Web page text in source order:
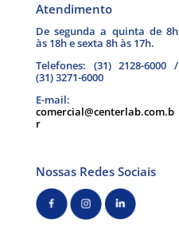
Atendimento
De segunda a quinta de 8h
às 18h e sexta 8h às 17h.
Telefones: (31) 2128-6000 /
(31) 3271-6000
E-mail:
comercial@centerlab.com.b
r
Nossas Redes Sociais